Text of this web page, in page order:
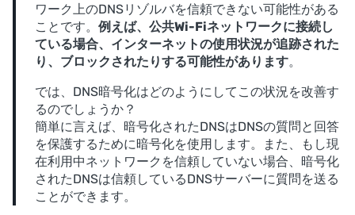
ワーク上のDNSリゾルバを信頼できない可能性がある
ことです。 例えば、公共Wi-Fiネットワークに接続し
ている場合、インターネットの使用状況が追跡された
り、ブロックされたりする可能性があります。
では、DNS暗号化はどのようにしてこの状況を改善す
るのでしょうか？
簡単に言えば、暗号化されたDNSはDNSの質問と回答
を保護するために暗号化を使用します。また、もし現
在利用中ネットワークを信頼していない場合、暗号化
されたDNSは信頼しているDNSサーバーに質問を送る
ことができます。